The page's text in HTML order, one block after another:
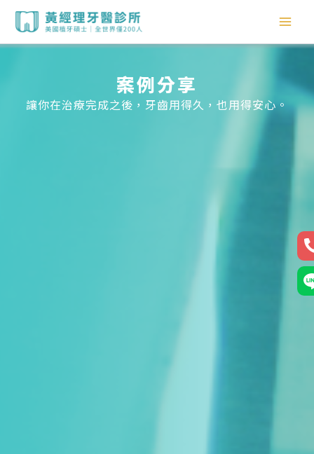
主
案例分享
讓你在治療完成之後，牙齒用得久，也用得安心。